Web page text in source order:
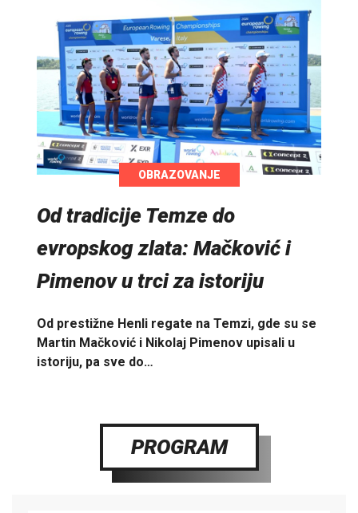
OBRAZOVANJE
Od tradicije Temze do
evropskog zlata: Mačković i
Pimenov u trci za istoriju
Od prestižne Henli regate na Temzi, gde su se
Martin Mačković i Nikolaj Pimenov upisali u
istoriju, pa sve do…
PROGRAM